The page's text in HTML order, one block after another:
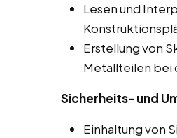
Lesen und
Erstellung von
Metallteilen bei
Sicherheits- und
Einhaltung von